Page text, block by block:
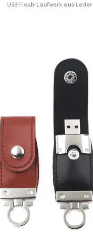
USB-Flash-Laufwerk aus Leder